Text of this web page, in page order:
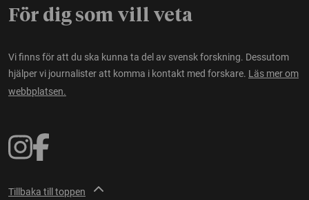
För dig som vill veta
Vi finns för att du ska kunna ta del av svensk forskning. Dessutom
hjälper vi journalister att komma i kontakt med forskare. Läs mer om
webbplatsen.
Tillbaka till toppen